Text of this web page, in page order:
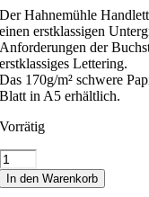
Der Hahnemühle
einen erstklassigen
Anforderungen der
erstklassiges Lettering.
Das 170g/m² schwere
Blatt in A5 erhältlich.
Vorrätig
In den Warenkorb